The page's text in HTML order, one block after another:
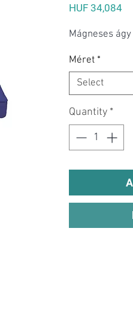
HUF 34,084
Mágneses
Méret *
Select
Quantity *